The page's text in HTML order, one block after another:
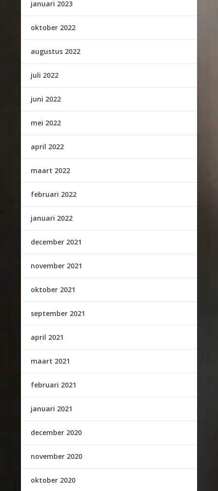
januari 2023
oktober 2022
augustus 2022
juli 2022
juni 2022
mei 2022
april 2022
maart 2022
februari 2022
januari 2022
december 2021
november 2021
oktober 2021
september 2021
april 2021
maart 2021
februari 2021
januari 2021
december 2020
november 2020
oktober 2020